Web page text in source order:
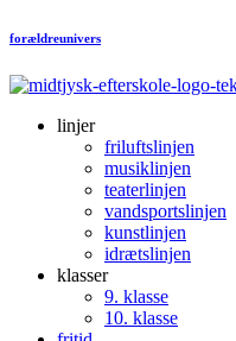
forældreunivers
linjer
friluftslinjen
musiklinjen
teaterlinjen
vandsportslinjen
kunstlinjen
idrætslinjen
klasser
9. klasse
10. klasse